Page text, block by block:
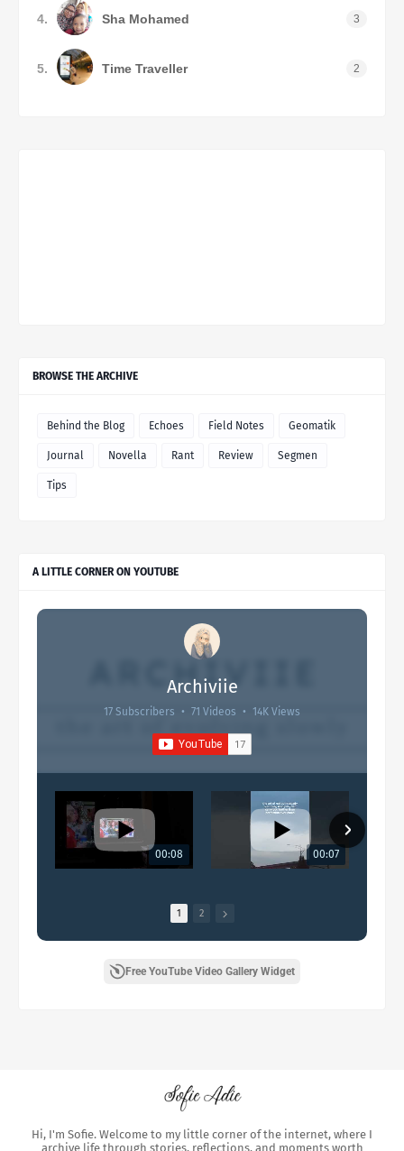
4. Sha Mohamed 3
5. Time Traveller 2
BROWSE THE ARCHIVE
Behind the Blog Echoes Field Notes Geomatik
Journal Novella Rant Review Segmen
Tips
A LITTLE CORNER ON YOUTUBE
Archiviie
17 Subscribers • 71 Videos • 14K Views
00:08 00:07
1 2
Free YouTube Video Gallery Widget
Hi, I'm Sofie. Welcome to my little corner of the internet, where I
archive life through stories, reflections, and moments worth